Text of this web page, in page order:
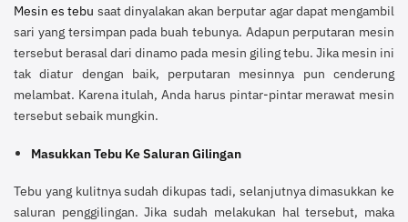
Mesin es tebu saat dinyalakan akan berputar agar dapat mengambil
sari yang tersimpan pada buah tebunya. Adapun perputaran mesin
tersebut berasal dari dinamo pada mesin giling tebu. Jika mesin ini
tak diatur dengan baik, perputaran mesinnya pun cenderung
melambat. Karena itulah, Anda harus pintar-pintar merawat mesin
tersebut sebaik mungkin.
Masukkan Tebu Ke Saluran Gilingan
Tebu yang kulitnya sudah dikupas tadi, selanjutnya dimasukkan ke
saluran penggilingan. Jika sudah melakukan hal tersebut, maka